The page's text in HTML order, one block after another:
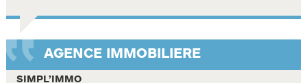
AGENCE IMMOBILIERE
SIMPL’IMMO